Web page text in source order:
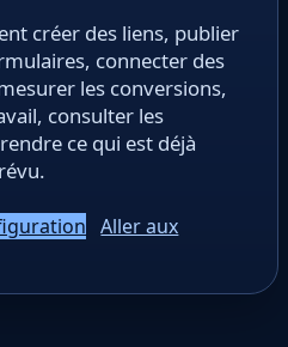
créer des liens, publier
connecter des
les conversions,
consulter les
ce qui est déjà
Aller aux